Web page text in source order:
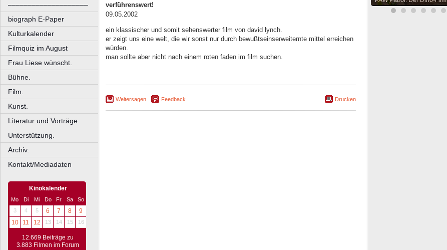
––––––––––––––––––––
biograph E-Paper
Kulturkalender
Filmquiz im August
Frau Liese wünscht.
Bühne.
Film.
Kunst.
Literatur und Vorträge.
Unterstützung.
Archiv.
Kontakt/Mediadaten
Kinokalender
Mo Di Mi Do Fr Sa
So
3
4 5 6 7 8
9
10
11 12 13 14 15 16
12.669 Beiträge zu
3.883 Filmen im Forum
verführenswert!
09.05.2002
ein klassischer und somit sehenswerter film von david lynch.
er zeigt uns eine welt, die wir sonst nur durch bewußtseinserweiternte mittel erreichen
würden.
man sollte aber nicht nach einem roten faden im film suchen.
Weitersagen Feedback Drucken